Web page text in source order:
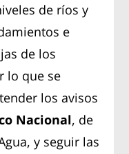
de ríos y
e
de los
lo que se
los avisos
Nacional, de
y seguir las